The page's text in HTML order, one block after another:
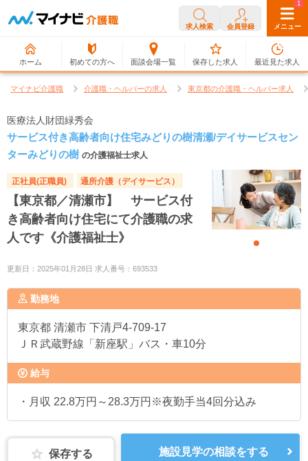
求人検索 会員登録 メニュー
ホーム 初めての方へ 面談会場一覧
0
保存した求人
1
最近見た求人
マイナビ介護職 介護職・ヘルパーの求人 東京都の介護職・ヘルパー求人
医療法人財団緑秀会
サービス付き高齢者向け住宅みどりの樹清瀬/デイサービスセン
ターみどりの樹 の介護福祉士求人
正社員(正職員) 通所介護（デイサービス）
【東京都／清瀬市】 サービス付
き高齢者向け住宅にて介護職の求
人です《介護福祉士》
更新日：2025年01月28日 求人番号：693533
勤務地
東京都 清瀬市 下清戸4-709-17
ＪＲ武蔵野線「新座駅」バス・車10分
給与
・月収 22.8万円～28.3万円※夜勤手当4回分込み
保存する 施設見学の相談をする